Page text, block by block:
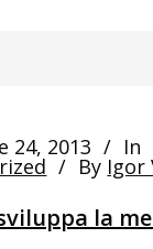
24, 2013 In
By Igor
la